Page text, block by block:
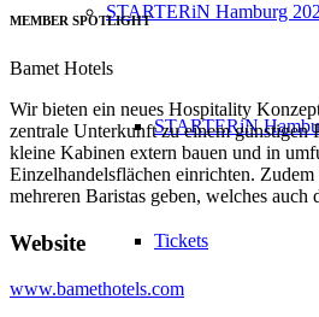
STARTERiN Hamburg
STARTERiN
Tickets
MEMBER SPOTLIGHT
Bamet Hotels
Wir bieten ein neues Hospitality
zentrale Unterkunft zu einem günstigen
kleine Kabinen extern bauen und in
Einzelhandelsflächen einrichten.
mehreren Baristas geben, welches
Website
www.bamethotels.com